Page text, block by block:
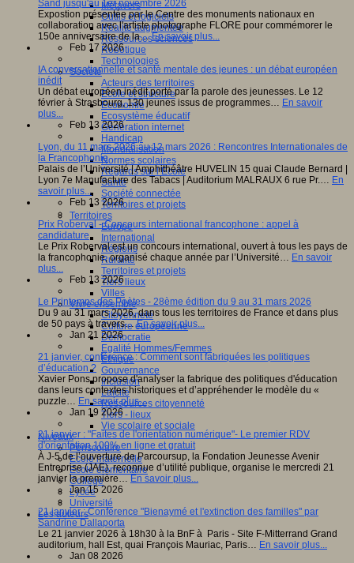
Métavers
Outils et logiciels
Réalité augmentée
Ressources sciences
Robotique
Technologies
Société
Acteurs des territoires
Ecole et structure
Economie
Ecosystème éducatif
Génération internet
Handicap
Mondialisation
Normes scolaires
Regards sur l’Ecole
Santé
Société connectée
Territoires et projets
Territoires
Europe
International
Régions
Ruralité
Territoires et projets
Tiers lieux
Villes
Vivre ensemble
Citoyenneté
Culture européenne
Démocratie
Egalité Hommes/Femmes
Ethique
Gouvernance
Inclusion
Laïcité
Ressources citoyenneté
Tiers - lieux
Vie scolaire et sociale
Niveaux
Périscolaire
Ecole maternelle
Ecole élémentaire
Collège
Lycée
Université
Les auteurs
Sand jusqu'au 1er novembre 2026
Expostion présentée par le Centre des monuments nationaux en
collaboration avec l'artiste photographe FLORE pour commémorer le
150e anniversaire de la…En savoir plus...
Feb 17 2026
IA conversationnelle et santé mentale des jeunes : un débat européen
inédit
Un débat européen inédit porté par la parole des jeunesses. Le 12
février à Strasbourg, 130 jeunes issus de programmes… En savoir
plus...
Feb 13 2026
Lyon, du 11 mars 2026 au 12 mars 2026 : Rencontres Internationales de
la Francophonie
Palais de l’Université | Amphithéâtre HUVELIN 15 quai Claude Bernard |
Lyon 7e Manufacture des Tabacs | Auditorium MALRAUX 6 rue Pr.… En
savoir plus...
Feb 13 2026
Prix Roberval - Concours international francophone : appel à
candidature
Le Prix Roberval est un concours international, ouvert à tous les pays de
la francophonie, organisé chaque année par l’Université… En savoir
plus...
Feb 13 2026
Le Printemps des Poètes - 28ème édition du 9 au 31 mars 2026
Du 9 au 31 mars 2026, dans tous les territoires de France et dans plus
de 50 pays à travers…En savoir plus...
Jan 21 2026
21 janvier, conférence : Comment sont fabriquées les politiques
d’éducation ?
Xavier Pons propose d'analyser la fabrique des politiques d'éducation
dans leurs contextes historiques et d’appréhender le modèle du «
puzzle… En savoir plus...
Jan 19 2026
21 janvier : "Faites de l'orientation numérique"- Le premier RDV
d'orientation 100% en ligne et gratuit
À J-5 de l’ouverture de Parcoursup, la Fondation Jeunesse Avenir
Entreprise (JAE), reconnue d’utilité publique, organise le mercredi 21
janvier la première… En savoir plus...
Jan 15 2026
21 janvier : Conférence "Bienaymé et l'extinction des familles" par
Sandrine Dallaporta
Le 21 janvier 2026 à 18h30 à la BnF à Paris - Site F-Mitterrand Grand
auditorium, hall Est, quai François Mauriac, Paris… En savoir plus...
Jan 08 2026